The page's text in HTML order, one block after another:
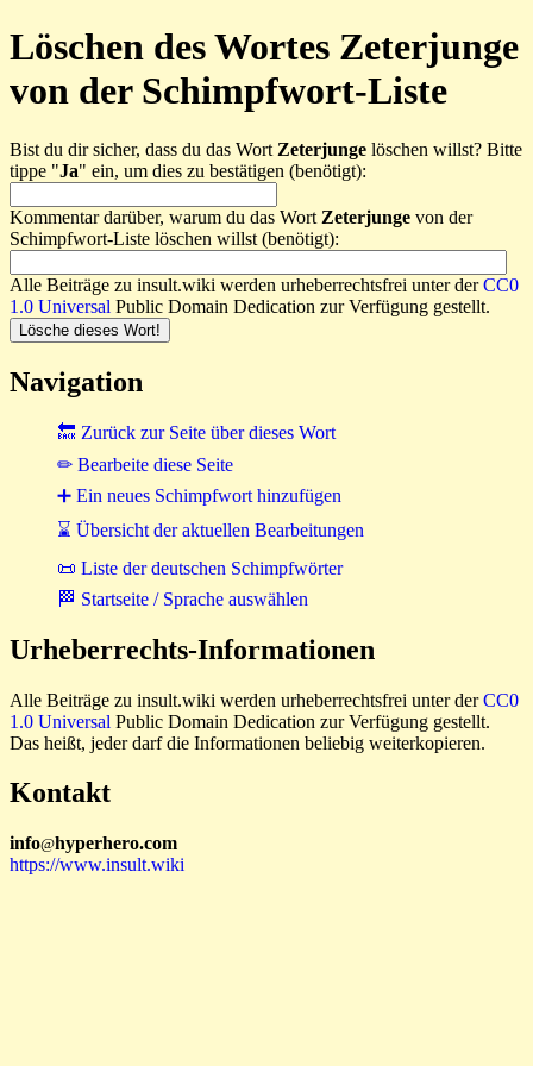
Löschen des Wortes Zeterjunge
von der Schimpfwort-Liste
Bist du dir sicher, dass du das Wort Zeterjunge löschen willst? Bitte
tippe "Ja" ein, um dies zu bestätigen (benötigt):
Kommentar darüber, warum du das Wort Zeterjunge von der
Schimpfwort-Liste löschen willst (benötigt):
Alle Beiträge zu insult.wiki werden urheberrechtsfrei unter derCC0
1.0 Universal Public Domain Dedication zur Verfügung gestellt.
Navigation
🔙 Zurück zur Seite über dieses Wort
✏ Bearbeite diese Seite
➕ Ein neues Schimpfwort hinzufügen
⌛ Übersicht der aktuellen Bearbeitungen
📜 Liste der deutschen Schimpfwörter
🏁 Startseite / Sprache auswählen
Urheberrechts-Informationen
Alle Beiträge zu insult.wiki werden urheberrechtsfrei unter derCC0
1.0 Universal Public Domain Dedication zur Verfügung gestellt.
Das heißt, jeder darf die Informationen beliebig weiterkopieren.
Kontakt
info@hyperhero.com
https://www.insult.wiki